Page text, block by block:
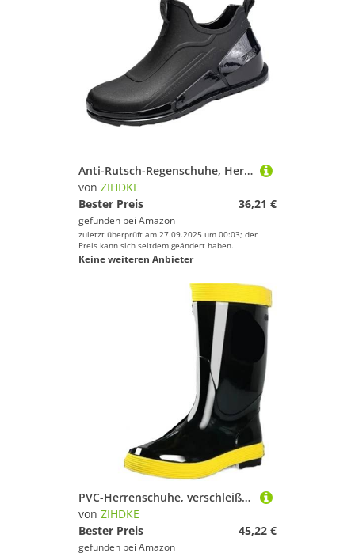
Anti-Rutsch-Regenschuhe, Herren-Regenstiefel, wasserdichte Schuhe, Gummischuhe for die Küche, Überschuhe, Autowaschschuhe, Angelschuhe Für Industrie Handwerk(Black,41)
von ZIHDKE
Bester Preis
36,21 €
gefunden bei Amazon
zuletzt überprüft am 27.09.2025 um 00:03; der
Preis kann sich seitdem geändert haben.
Keine weiteren Anbieter
PVC-Herrenschuhe, verschleißfest, wasserdicht und rutschfest, Regenstiefel for Herren, Teenager, Garten, Gummi, niedriger Absatz Für Industrie Handwerk(39)
von ZIHDKE
Bester Preis
45,22 €
gefunden bei Amazon